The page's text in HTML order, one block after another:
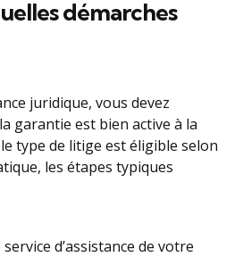
démarches
juridique, vous devez
garantie est bien active à la
type de litige est éligible selon
les étapes typiques
d’assistance de votre